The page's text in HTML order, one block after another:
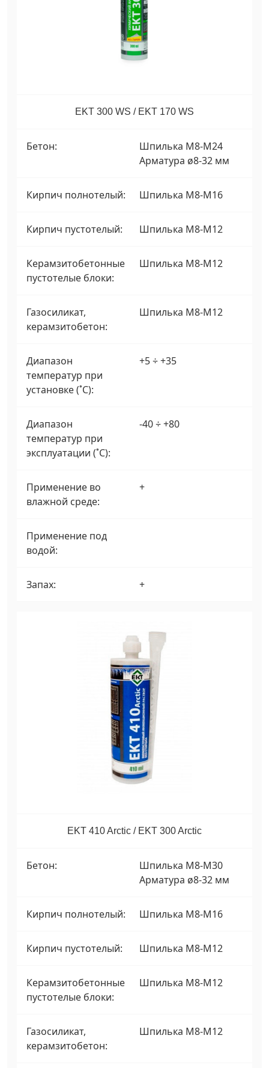
EKT 300 WS / EKT 170 WS
Бетон:
Шпилька М8-М24
Арматура ø8-32 мм
Кирпич полнотелый: Шпилька М8-М16
Кирпич пустотелый: Шпилька М8-М12
Керамзитобетонные
пустотелые блоки:
Шпилька М8-М12
Газосиликат,
керамзитобетон:
Шпилька М8-М12
Диапазон
температур при
установке (˚С):
+5 ÷ +35
Диапазон
температур при
эксплуатации (˚С):
-40 ÷ +80
Применение во
влажной среде:
+
Применение под
водой:
Запах: +
EKT 410 Arctic / EKT 300 Arctic
Бетон:
Шпилька М8-М30
Арматура ø8-32 мм
Кирпич полнотелый: Шпилька М8-М16
Кирпич пустотелый: Шпилька М8-М12
Керамзитобетонные
пустотелые блоки:
Шпилька М8-М12
Газосиликат,
керамзитобетон:
Шпилька М8-М12